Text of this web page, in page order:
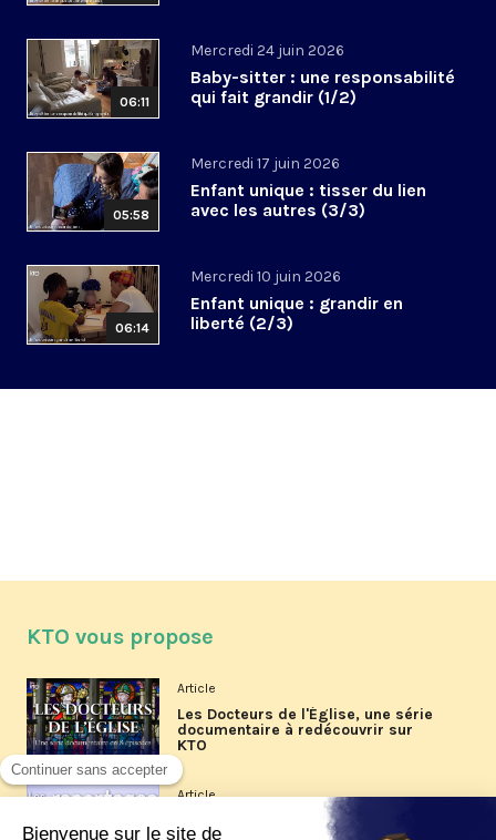
06:11
Mercredi 24 juin 2026
Baby-sitter : une responsabilité
qui fait grandir (1/2)
05:58
Mercredi 17 juin 2026
Enfant unique : tisser du lien
avec les autres (3/3)
06:14
Mercredi 10 juin 2026
Enfant unique : grandir en
liberté (2/3)
KTO vous propose
Article
Les Docteurs de l'Église, une série
documentaire à redécouvrir sur
KTO
Article
Les reportages d'été 2026 de KTO